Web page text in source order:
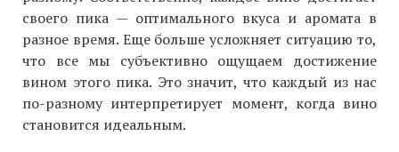
своего пика — оптимального вкуса и аромата в
разное время. Еще больше усложняет ситуацию то,
что все мы субъективно ощущаем достижение
вином этого пика. Это значит, что каждый из нас
по-разному интерпретирует момент, когда вино
становится идеальным.